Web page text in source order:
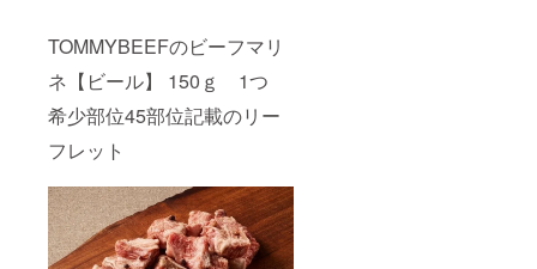
TOMMYBEEFのビーフマリ
ネ【ビール】 150ｇ 1つ
希少部位45部位記載のリー
フレット